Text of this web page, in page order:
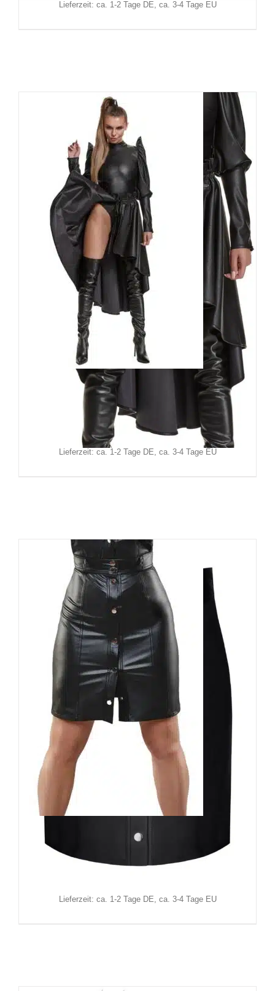
Lieferzeit: ca. 1-2 Tage DE, ca. 3-4 Tage EU
Demoniq Rock Barbara
Inkl. MwSt.
Versand
Lieferzeit: ca. 1-2 Tage DE, ca. 3-4 Tage EU
Demoniq Rock Leonore
Inkl. MwSt.
Lieferzeit: ca. 1-2 Tage DE, ca. 3-4 Tage EU